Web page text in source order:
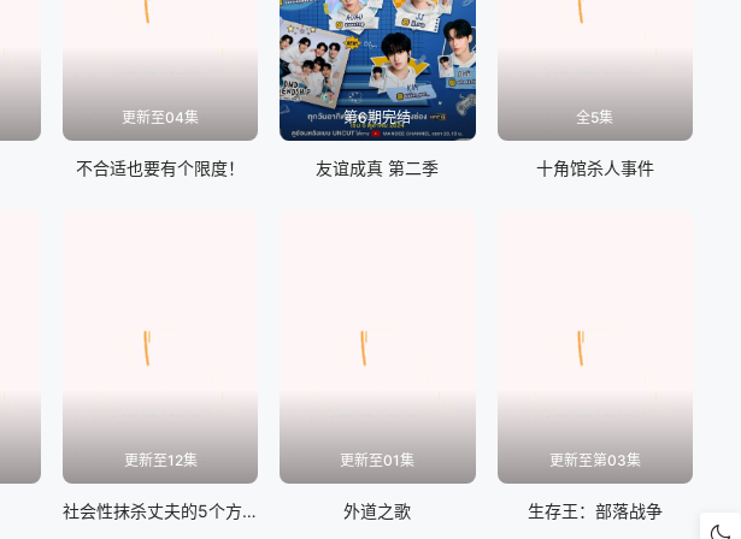
更新至04集
不合适也要有个限度！
第6期完结
友谊成真 第二季
全5集
十角馆杀人事件
更新至12集
社会性抹杀丈夫的5个方法 第二季
更新至01集
外道之歌
更新至第03集
生存王：部落战争